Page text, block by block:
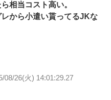
相当コスト高い。
から小遣い貰ってるJKな
08/26(火) 14:01:29.27